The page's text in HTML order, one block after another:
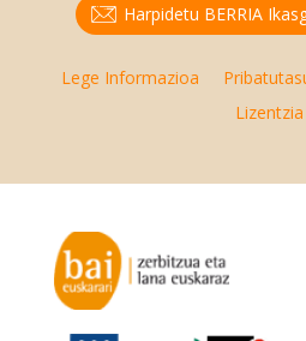
Harpidetu BERRIA
Lege Informazioa
Lizentzia